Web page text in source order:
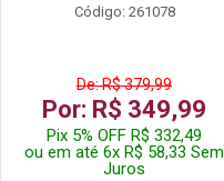
Código: 261078
De: R$ 379,99
Por: R$ 349,99
Pix 5% OFF R$ 332,49
ou em até 6x R$ 58,33 Sem
Juros